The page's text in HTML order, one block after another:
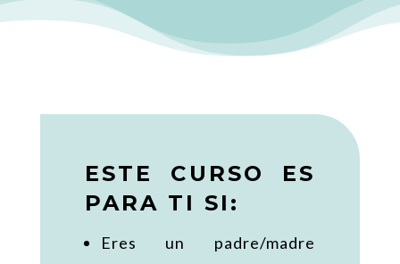
ESTE CURSO ES
PARA TI SI:
Eres un padre/madre